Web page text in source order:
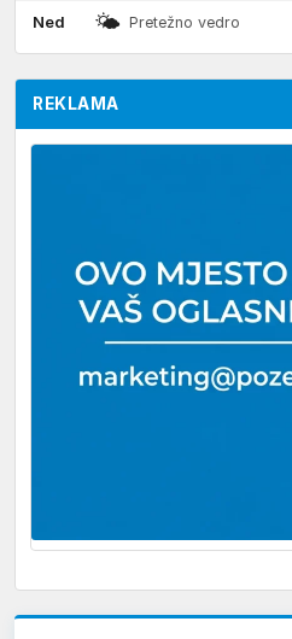
Ned 🌤 Pretežno vedro
REKLAMA